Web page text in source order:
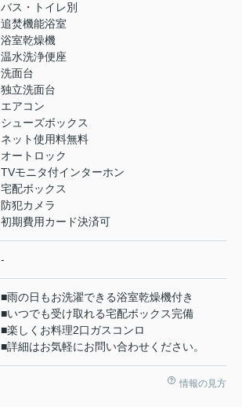
バス・トイレ別
追焚機能浴室
浴室乾燥機
温水洗浄便座
洗面台
独立洗面台
エアコン
シューズボックス
ネット使用料無料
オートロック
TVモニタ付インターホン
宅配ボックス
防犯カメラ
初期費用カード決済可
-
■雨の日もお洗濯できる浴室乾燥機付き
■いつでも受け取れる宅配ボックス完備
■楽しくお料理2口ガスコンロ
■詳細はお気軽にお問い合わせください。
情報の見方